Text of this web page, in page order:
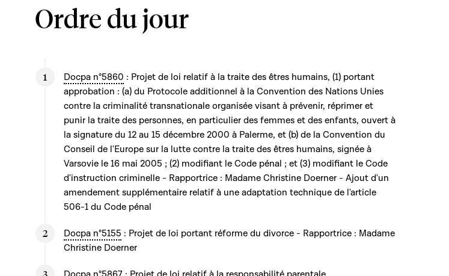
Ordre du jour
Docpa n°5860 : Projet de loi relatif à la traite des êtres humains, (1) portant
approbation : (a) du Protocole additionnel à la Convention des Nations Unies
contre la criminalité transnationale organisée visant à prévenir, réprimer et
punir la traite des personnes, en particulier des femmes et des enfants, ouvert à
la signature du 12 au 15 décembre 2000 à Palerme, et (b) de la Convention du
Conseil de l'Europe sur la lutte contre la traite des êtres humains, signée à
Varsovie le 16 mai 2005 ; (2) modifiant le Code pénal ; et (3) modifiant le Code
d'instruction criminelle - Rapportrice : Madame Christine Doerner - Ajout d'un
amendement supplémentaire relatif à une adaptation technique de l'article
506-1 du Code pénal
Docpa n°5155 : Projet de loi portant réforme du divorce - Rapportrice : Madame
Christine Doerner